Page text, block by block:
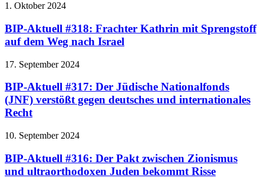
1. Oktober 2024
BIP-Aktuell #318: Frachter Kathrin mit Sprengstoff
auf dem Weg nach Israel
17. September 2024
BIP-Aktuell #317: Der Jüdische Nationalfonds
(JNF) verstößt gegen deutsches und internationales
Recht
10. September 2024
BIP-Aktuell #316: Der Pakt zwischen Zionismus
und ultraorthodoxen Juden bekommt Risse